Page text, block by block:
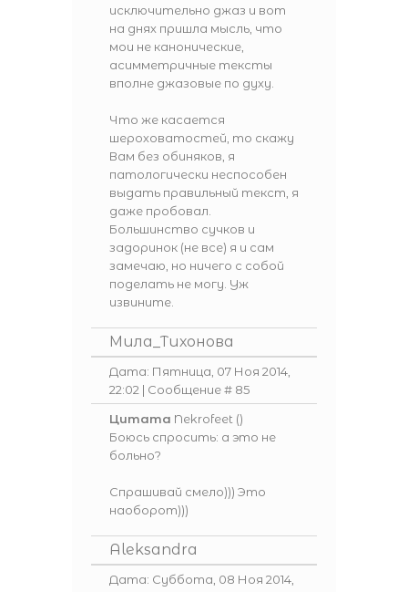
исключительно джаз и вот
на днях пришла мысль, что
мои не канонические,
асимметричные тексты
вполне джазовые по духу.
Что же касается
шероховатостей, то скажу
Вам без обиняков, я
патологически неспособен
выдать правильный текст, я
даже пробовал.
Большинство сучков и
задоринок (не все) я и сам
замечаю, но ничего с собой
поделать не могу. Уж
извините.
Мила_Тихонова
Дата: Пятница, 07 Ноя 2014,
22:02 | Сообщение # 85
Цитата Nekrofeet ()
Боюсь спросить: а это не
больно?
Спрашивай смело))) Это
наоборот)))
Aleksandra
Дата: Суббота, 08 Ноя 2014,